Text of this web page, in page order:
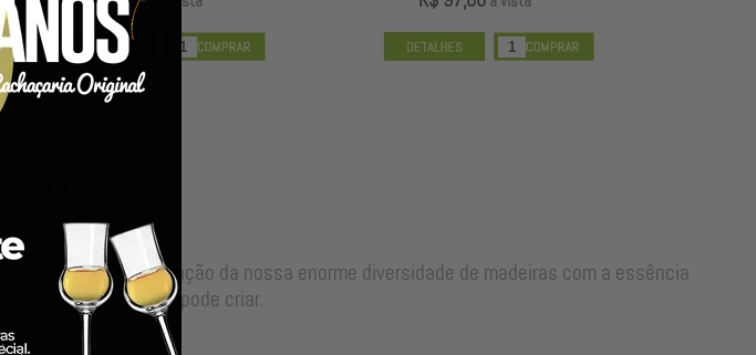
& Dornas
resultado da junção da nossa enorme diversidade de madeiras com a essência
o envelhecimento pode criar.